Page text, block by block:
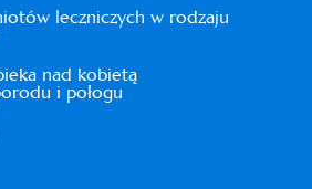
leczniczych w rodzaju
nad kobietą
i połogu